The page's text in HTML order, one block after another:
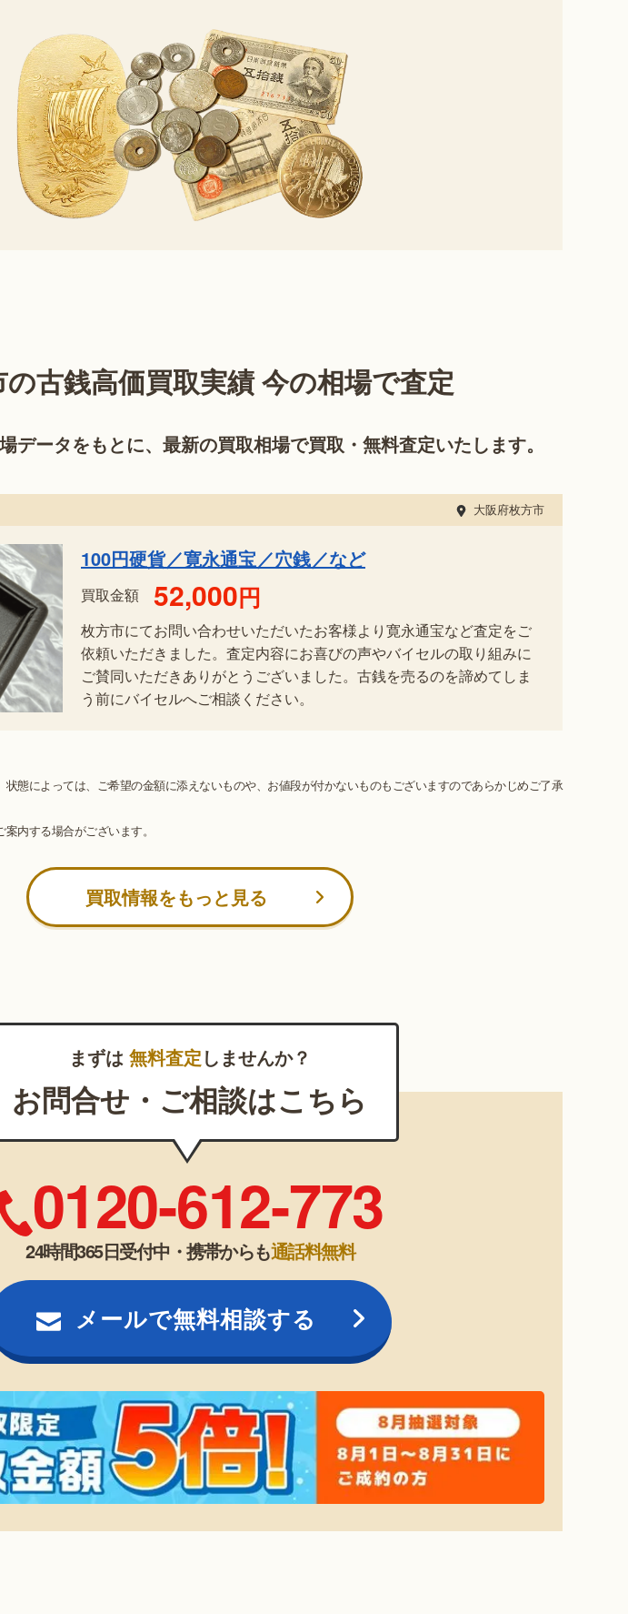
古銭高価買取実績 今の相場で査定
データをもとに、最新の買取相場で買取・無料査定いたします。
大阪府枚方市
100円硬貨／寛永通宝／穴銭／など
買取金額 52,000円
枚方市にてお問い合わせいただいたお客様より寛永通宝など査定をご
依頼いただきました。査定内容にお喜びの声やバイセルの取り組みに
ご賛同いただきありがとうございました。古銭を売るのを諦めてしま
う前にバイセルへご相談ください。
態によっては、ご希望の金額に添えないものや、お値段が付かないものもございますのであらかじめご了承
内する場合がございます。
買取情報をもっと見る
まずは 無料査定しませんか？
お問合せ・ご相談はこちら
0120-612-773
24時間365日受付中・携帯からも通話料無料
メールで無料相談する